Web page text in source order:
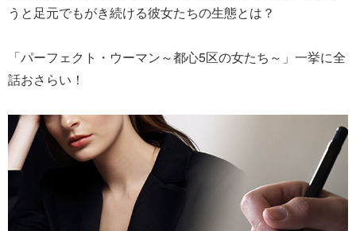
うと足元でもがき続ける彼女たちの生態とは？
「パーフェクト・ウーマン～都心5区の女たち～」一挙に全
話おさらい！